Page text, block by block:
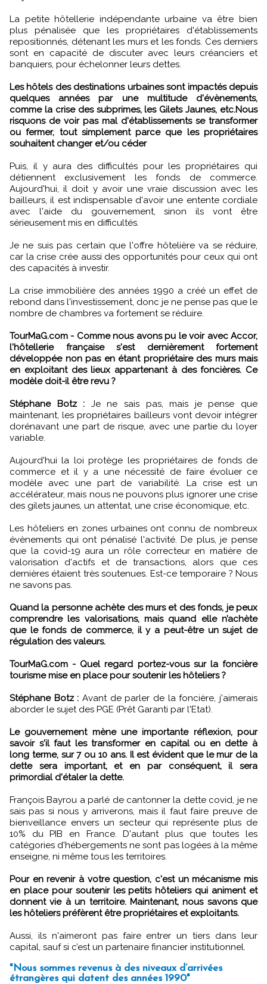
La petite hôtellerie indépendante urbaine va être bien
plus pénalisée que les propriétaires d'établissements
repositionnés, détenant les murs et les fonds. Ces derniers
sont en capacité de discuter avec leurs créanciers et
banquiers, pour échelonner leurs dettes.
Les hôtels des destinations urbaines sont impactés depuis
quelques années par une multitude d'évènements,
comme la crise des subprimes, les Gilets Jaunes, etc.Nous
risquons de voir pas mal d'établissements se transformer
ou fermer, tout simplement parce que les propriétaires
souhaitent changer et/ou céder
Puis, il y aura des difficultés pour les propriétaires qui
détiennent exclusivement les fonds de commerce.
Aujourd'hui, il doit y avoir une vraie discussion avec les
bailleurs, il est indispensable d'avoir une entente cordiale
avec l'aide du gouvernement, sinon ils vont être
sérieusement mis en difficultés.
Je ne suis pas certain que l'offre hôtelière va se réduire,
car la crise crée aussi des opportunités pour ceux qui ont
des capacités à investir.
La crise immobilière des années 1990 a créé un effet de
rebond dans l'investissement, donc je ne pense pas que le
nombre de chambres va fortement se réduire.
TourMaG.com - Comme nous avons pu le voir avec Accor,
l'hôtellerie française s'est dernièrement fortement
développée non pas en étant propriétaire des murs mais
en exploitant des lieux appartenant à des foncières. Ce
modèle doit-il être revu ?
Stéphane Botz : Je ne sais pas, mais je pense que
maintenant, les propriétaires bailleurs vont devoir intégrer
dorénavant une part de risque, avec une partie du loyer
variable.
Aujourd'hui la loi protège les propriétaires de fonds de
commerce et il y a une nécessité de faire évoluer ce
modèle avec une part de variabilité. La crise est un
accélérateur, mais nous ne pouvons plus ignorer une crise
des gilets jaunes, un attentat, une crise économique, etc.
Les hôteliers en zones urbaines ont connu de nombreux
évènements qui ont pénalisé l'activité. De plus, je pense
que la covid-19 aura un rôle correcteur en matière de
valorisation d'actifs et de transactions, alors que ces
dernières étaient très soutenues. Est-ce temporaire ? Nous
ne savons pas.
Quand la personne achète des murs et des fonds, je peux
comprendre les valorisations, mais quand elle n’achète
que le fonds de commerce, il y a peut-être un sujet de
régulation des valeurs.
TourMaG.com - Quel regard portez-vous sur la foncière
tourisme mise en place pour soutenir les hôteliers ?
Stéphane Botz : Avant de parler de la foncière, j'aimerais
aborder le sujet des PGE (Prêt Garanti par l'Etat).
Le gouvernement mène une importante réflexion, pour
savoir s'il faut les transformer en capital ou en dette à
long terme, sur 7 ou 10 ans. Il est évident que le mur de la
dette sera important, et en par conséquent, il sera
primordial d'étaler la dette.
François Bayrou a parlé de cantonner la dette covid, je ne
sais pas si nous y arriverons, mais il faut faire preuve de
bienveillance envers un secteur qui représente plus de
10% du PIB en France. D'autant plus que toutes les
catégories d'hébergements ne sont pas logées à la même
enseigne, ni même tous les territoires.
Pour en revenir à votre question, c'est un mécanisme mis
en place pour soutenir les petits hôteliers qui animent et
donnent vie à un territoire. Maintenant, nous savons que
les hôteliers préfèrent être propriétaires et exploitants.
Aussi, ils n'aimeront pas faire entrer un tiers dans leur
capital, sauf si c’est un partenaire financier institutionnel.
"Nous sommes revenus à des niveaux d’arrivées
étrangères qui datent des années 1990"